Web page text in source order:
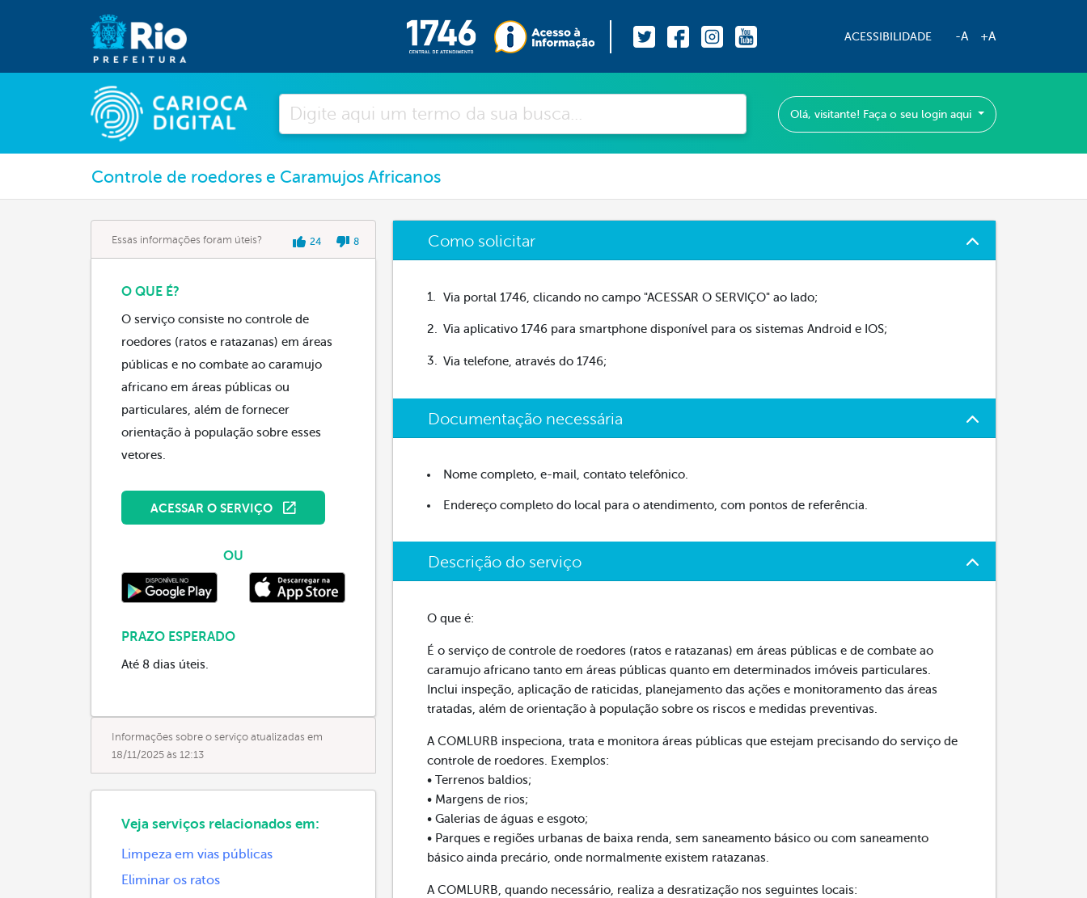
ACESSIBILIDADE -A +A
Pesquisar
Olá, visitante! Faça o seu login aqui
Controle de roedores e Caramujos Africanos
Essas informações foram úteis? 24 8
O QUE É?
O serviço consiste no controle de
roedores (ratos e ratazanas) em áreas
públicas e no combate ao caramujo
africano em áreas públicas ou
particulares, além de fornecer
orientação à população sobre esses
vetores.
ACESSAR O SERVIÇO
OU
PRAZO ESPERADO
Até 8 dias úteis.
Informações sobre o serviço atualizadas em
18/11/2025 às 12:13
Veja serviços relacionados em:
Limpeza em vias públicas
Eliminar os ratos
Como solicitar
Via portal 1746, clicando no campo "ACESSAR O SERVIÇO" ao lado;
Via aplicativo 1746 para smartphone disponível para os sistemas Android e IOS;
Via telefone, através do 1746;
Documentação necessária
Nome completo, e-mail, contato telefônico.
Endereço completo do local para o atendimento, com pontos de referência.
Descrição do serviço
O que é:
É o serviço de controle de roedores (ratos e ratazanas) em áreas públicas e de combate ao
caramujo africano tanto em áreas públicas quanto em determinados imóveis particulares.
Inclui inspeção, aplicação de raticidas, planejamento das ações e monitoramento das áreas
tratadas, além de orientação à população sobre os riscos e medidas preventivas.
A COMLURB inspeciona, trata e monitora áreas públicas que estejam precisando do serviço de
controle de roedores. Exemplos:
• Terrenos baldios;
• Margens de rios;
• Galerias de águas e esgoto;
• Parques e regiões urbanas de baixa renda, sem saneamento básico ou com saneamento
básico ainda precário, onde normalmente existem ratazanas.
A COMLURB, quando necessário, realiza a desratização nos seguintes locais: